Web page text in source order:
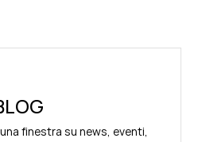
finestra su news, eventi,